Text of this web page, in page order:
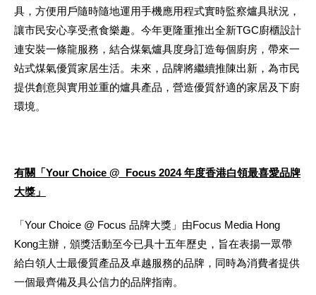
具，方便用戶隨時隨地運用手機應用程式實時監察爐具狀況，
讓市民安心享受煮食樂趣。今年更隆重推出全新TGC廚櫃設計
連安裝一條龍服務，結合煤氣爐具度身訂造每個廚房，帶來一
站式煤氣優質家居生活。未來，品牌將繼續推陳出新，為市民
提供創意與實用並重的爐具產品，營造優質舒適的家居及下廚
環境。
有關「Your Choice @ Focus 2024 年度香港白領最喜愛品牌
大獎」
「Your Choice @ Focus 品牌大獎」由Focus Media Hong
Kong主辦，頒獎活動至今已具十五年歷史，旨在表揚一眾帶
給白領人士最優質產品及卓越服務的品牌，同時為消費者提供
一個最齊備及具公信力的品牌指南。